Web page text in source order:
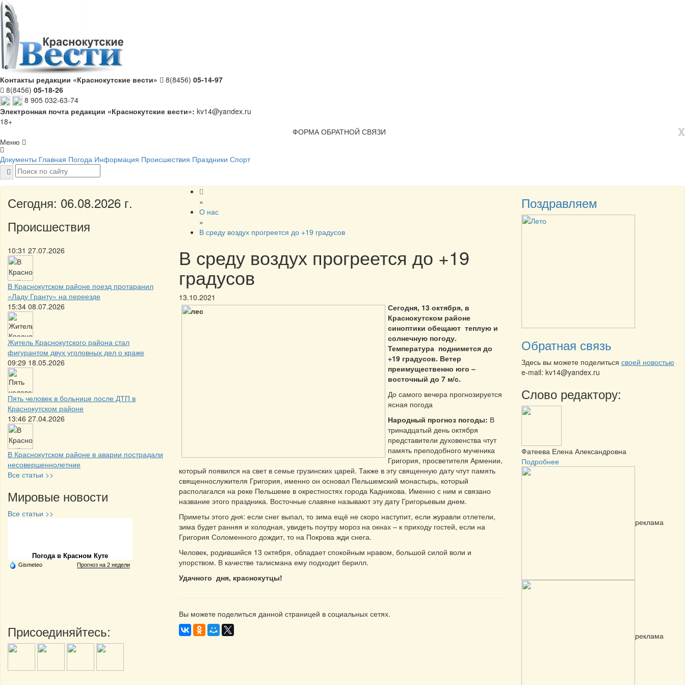
Контакты редакции «Краснокутские вести» 8(8456) 05-14-97
8(8456) 05-18-26
8 905 032-63-74
Электронная почта редакции «Краснокутские вести»: kv14@yandex.ru
18+
X
ФОРМА ОБРАТНОЙ СВЯЗИ
Меню
Документы Главная Погода Информация Происшествия Праздники Спорт
Сегодня: 06.08.2026 г.
Происшествия
10:31 27.07.2026
В Краснокутском районе поезд протаранил
«Ладу Гранту» на переезде
15:34 08.07.2026
Житель Краснокутского района стал
фигурантом двух уголовных дел о краже
09:29 18.05.2026
Пять человек в больнице после ДТП в
Краснокутском районе
13:46 27.04.2026
В Краснокутском районе в аварии пострадали
несовершеннолетние
Все статьи >>
Мировые новости
Все статьи >>
Погода в Красном Куте
Gismeteo Прогноз на 2 недели
Присоединяйтесь:
»
О нас
»
В среду воздух прогреется до +19 градусов
В среду воздух прогреется до +19
градусов
13.10.2021
Сегодня, 13 октября, в
Краснокутском районе
синоптики обещают теплую и
солнечную погоду.
Температура поднимется до
+19 градусов. Ветер
преимущественно юго –
восточный до 7 м/с.
До самого вечера прогнозируется
ясная погода
Народный прогноз погоды: В
тринадцатый день октября
представители духовенства чтут
память преподобного мученика
Григория, просветителя Армении,
который появился на свет в семье грузинских царей. Также в эту священную дату чтут память
священнослужителя Григория, именно он основал Пельшемский монастырь, который
располагался на реке Пельшеме в окрестностях города Кадникова. Именно с ним и связано
название этого праздника. Восточные славяне называют эту дату Григорьевым днем.
Приметы этого дня: если снег выпал, то зима ещё не скоро наступит, если журавли отлетели,
зима будет ранняя и холодная, увидеть поутру мороз на окнах – к приходу гостей, если на
Григория Соломенного дождит, то на Покрова жди снега.
Человек, родившийся 13 октября, обладает спокойным нравом, большой силой воли и
упорством. В качестве талисмана ему подходит берилл.
Удачного дня, краснокутцы!
Вы можете поделиться данной страницей в социальных сетях.
Поздравляем
Обратная связь
Здесь вы можете поделиться своей новостью
e-mail: kv14@yandex.ru
Слово редактору:
Фатеева Елена Александровна
Подробнее
реклама
реклама